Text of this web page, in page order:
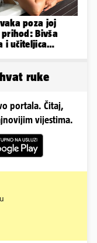
poza joj
Bivša
i učiteljica
ruke
portala. Čitaj,
vijestima.